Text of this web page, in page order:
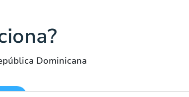
Dominicana